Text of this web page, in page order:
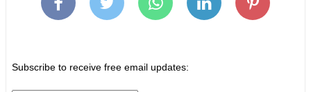
Subscribe to receive free email updates: